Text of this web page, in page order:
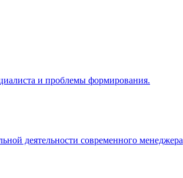
и проблемы формирования.
деятельности современного менеджера